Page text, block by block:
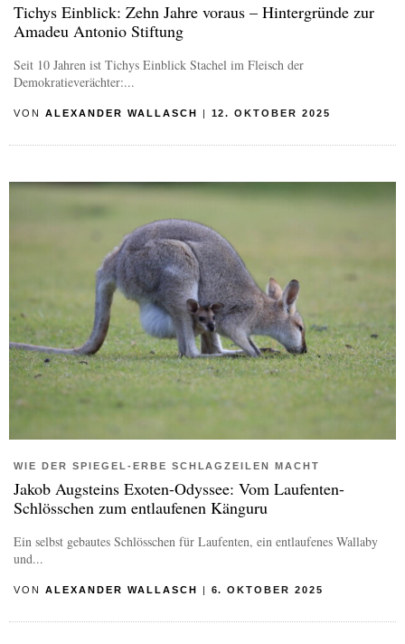
Tichys Einblick: Zehn Jahre voraus – Hintergründe zur
Amadeu Antonio Stiftung
Seit 10 Jahren ist Tichys Einblick Stachel im Fleisch der
Demokratieverächter:...
VON ALEXANDER WALLASCH | 12. OKTOBER 2025
WIE DER SPIEGEL-ERBE SCHLAGZEILEN MACHT
Jakob Augsteins Exoten-Odyssee: Vom Laufenten-
Schlösschen zum entlaufenen Känguru
Ein selbst gebautes Schlösschen für Laufenten, ein entlaufenes Wallaby
und...
VON ALEXANDER WALLASCH 6. OKTOBER 2025